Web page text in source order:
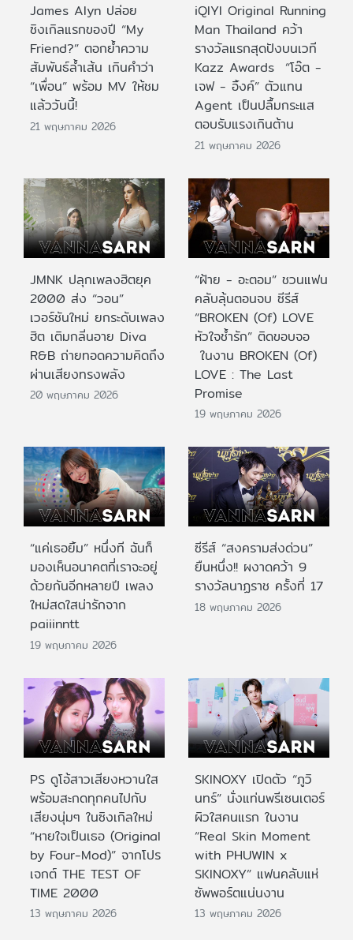
James Alyn ปล่อย
ซิงเกิลแรกของปี “My
Friend?” ตอกย้ำความ
สัมพันธ์ล้ำเส้น เกินคำว่า
“เพื่อน” พร้อม MV ให้ชม
แล้ววันนี้!
21 พฤษภาคม 2026
iQIYI Original Running
Man Thailand คว้า
รางวัลแรกสุดปังบนเวที
Kazz Awards “โอ๊ต -
เจฟ - อิ้งค์” ตัวแทน
Agent เป็นปลื้มกระแส
ตอบรับแรงเกินต้าน
21 พฤษภาคม 2026
JMNK ปลุกเพลงฮิตยุค
2000 ส่ง “วอน”
เวอร์ชันใหม่ ยกระดับเพลง
ฮิต เติมกลิ่นอาย Diva
R&B ถ่ายทอดความคิดถึง
ผ่านเสียงทรงพลัง
20 พฤษภาคม 2026
“ฝ้าย - อะตอม” ชวนแฟน
คลับลุ้นตอนจบ ซีรีส์
“BROKEN (Of) LOVE
หัวใจช้ำรัก” ติดขอบจอ
ในงาน BROKEN (Of)
LOVE : The Last
Promise
19 พฤษภาคม 2026
“แค่เธอยิ้ม” หนึ่งที ฉันก็
มองเห็นอนาคตที่เราจะอยู่
ด้วยกันอีกหลายปี เพลง
ใหม่สดใสน่ารักจาก
paiiinntt
19 พฤษภาคม 2026
ซีรีส์ “สงครามส่งด่วน”
ยืนหนึ่ง!! ผงาดคว้า 9
รางวัลนาฏราช ครั้งที่ 17
18 พฤษภาคม 2026
PS ดูโอ้สาวเสียงหวานใส
พร้อมสะกดทุกคนไปกับ
เสียงนุ่มๆ ในซิงเกิลใหม่
“หายใจเป็นเธอ (Original
by Four-Mod)” จากโปร
เจกต์ THE TEST OF
TIME 2000
13 พฤษภาคม 2026
SKINOXY เปิดตัว “ภูวิ
นทร์” นั่งแท่นพรีเซนเตอร์
ผิวใสคนแรก ในงาน
“Real Skin Moment
with PHUWIN x
SKINOXY” แฟนคลับแห่
ซัพพอร์ตแน่นงาน
13 พฤษภาคม 2026